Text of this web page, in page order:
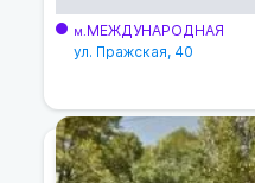
м.МЕЖДУНАРОДНАЯ
ул. Пражская, 40